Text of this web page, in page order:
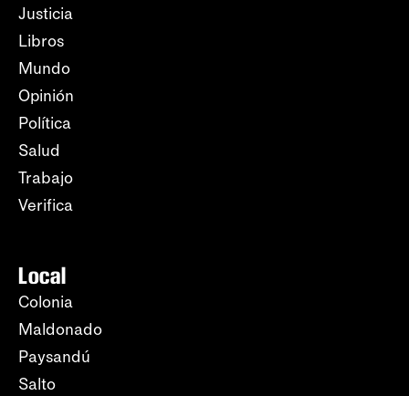
Justicia
Libros
Mundo
Opinión
Política
Salud
Trabajo
Verifica
Local
Colonia
Maldonado
Paysandú
Salto